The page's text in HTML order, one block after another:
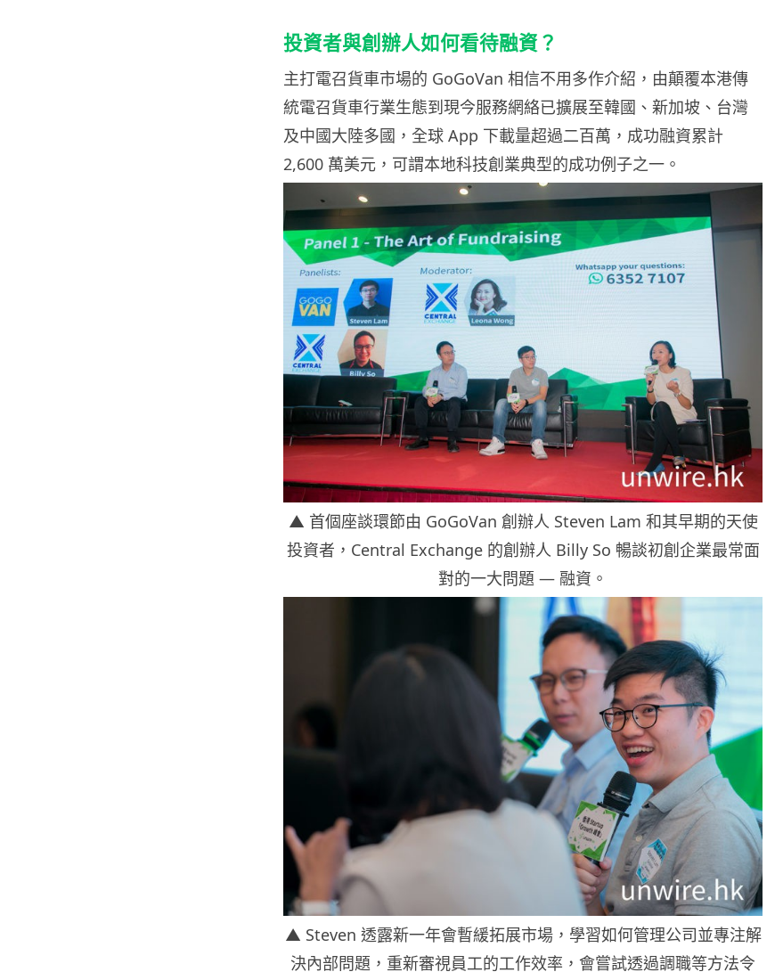
投資者與創辦人如何看待融資？
主打電召貨車市場的 GoGoVan 相信不用多作介紹，由顛覆本港傳
統電召貨車行業生態到現今服務網絡已擴展至韓國、新加坡、台灣
及中國大陸多國，全球 App 下載量超過二百萬，成功融資累計
2,600 萬美元，可謂本地科技創業典型的成功例子之一。
▲ 首個座談環節由 GoGoVan 創辦人 Steven Lam 和其早期的天使
投資者，Central Exchange 的創辦人 Billy So 暢談初創企業最常面
對的一大問題 — 融資。
▲ Steven 透露新一年會暫緩拓展市場，學習如何管理公司並專注解
決內部問題，重新審視員工的工作效率，會嘗試透過調職等方法令